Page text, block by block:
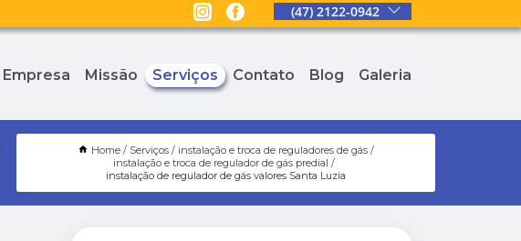
(47) 2122-0942
Empresa Missão Serviços Contato Blog Galeria
Home Serviços
instalação e troca de reguladores de gás
instalação e troca de regulador de gás predial
instalação de regulador de gás valores Santa Luzia